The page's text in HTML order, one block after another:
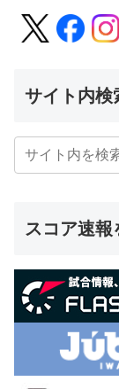
サイト内検
スコア速報